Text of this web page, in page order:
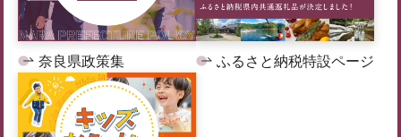
奈良県政策集 ふるさと納税特設ページ